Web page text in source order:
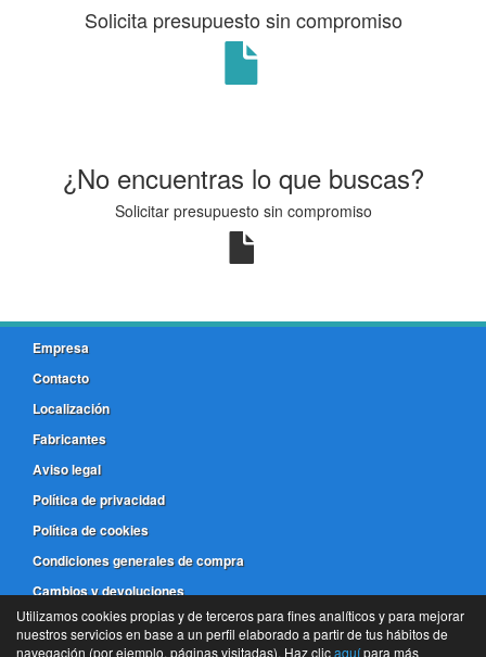
Solicita presupuesto sin compromiso
¿No encuentras lo que buscas?
Solicitar presupuesto sin compromiso
Empresa
Contacto
Localización
Fabricantes
Aviso legal
Política de privacidad
Política de cookies
Condiciones generales de compra
Cambios y devoluciones
981 173 772
Utilizamos cookies propias y de terceros para fines analíticos y para mejorar
nuestros servicios en base a un perfil elaborado a partir de tus hábitos de
navegación (por ejemplo, páginas visitadas). Haz clicaquípara más